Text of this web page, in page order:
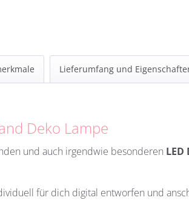
Lieferumfang und
Deko Lampe
und auch irgendwie besonderen
für dich digital entworfen und